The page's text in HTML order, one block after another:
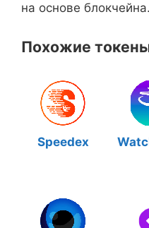
на основе блокчейна.
Похожие
Speedex